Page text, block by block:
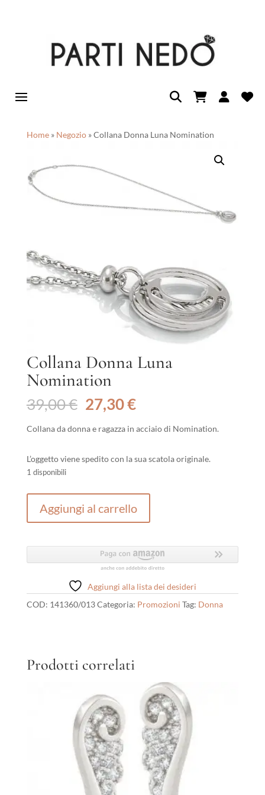
Home» Negozio»Collana Donna Luna Nomination
Collana Donna Luna
Nomination
39,00€ Il
prezzo
originale
39,00 €.
27,30€Il
attuale
27,30 €.
Collana da donna e ragazza in acciaio di Nomination.
L’oggetto viene spedito con la sua scatola originale.
1 disponibili
Donna
Aggiungi al carrello
Aggiungi alla lista dei desideri
COD: 141360/013Categoria: Promozioni Tag: Donna
Prodotti correlati